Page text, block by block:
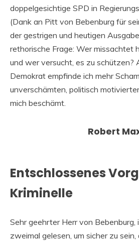
doppelgesichtige SPD in
(Dank an Pitt von Bebenburg für
der gestrigen und heutigen
rethorische Frage: Wer missachtet
und wer versucht, es zu schützen?
Demokrat empfinde ich mehr
unverschämten, politisch
mich beschämt.
Robert
Entschlossenes
Kriminelle
Sehr geehrter Herr von Bebenburg,
zweimal gelesen, um sicher zu